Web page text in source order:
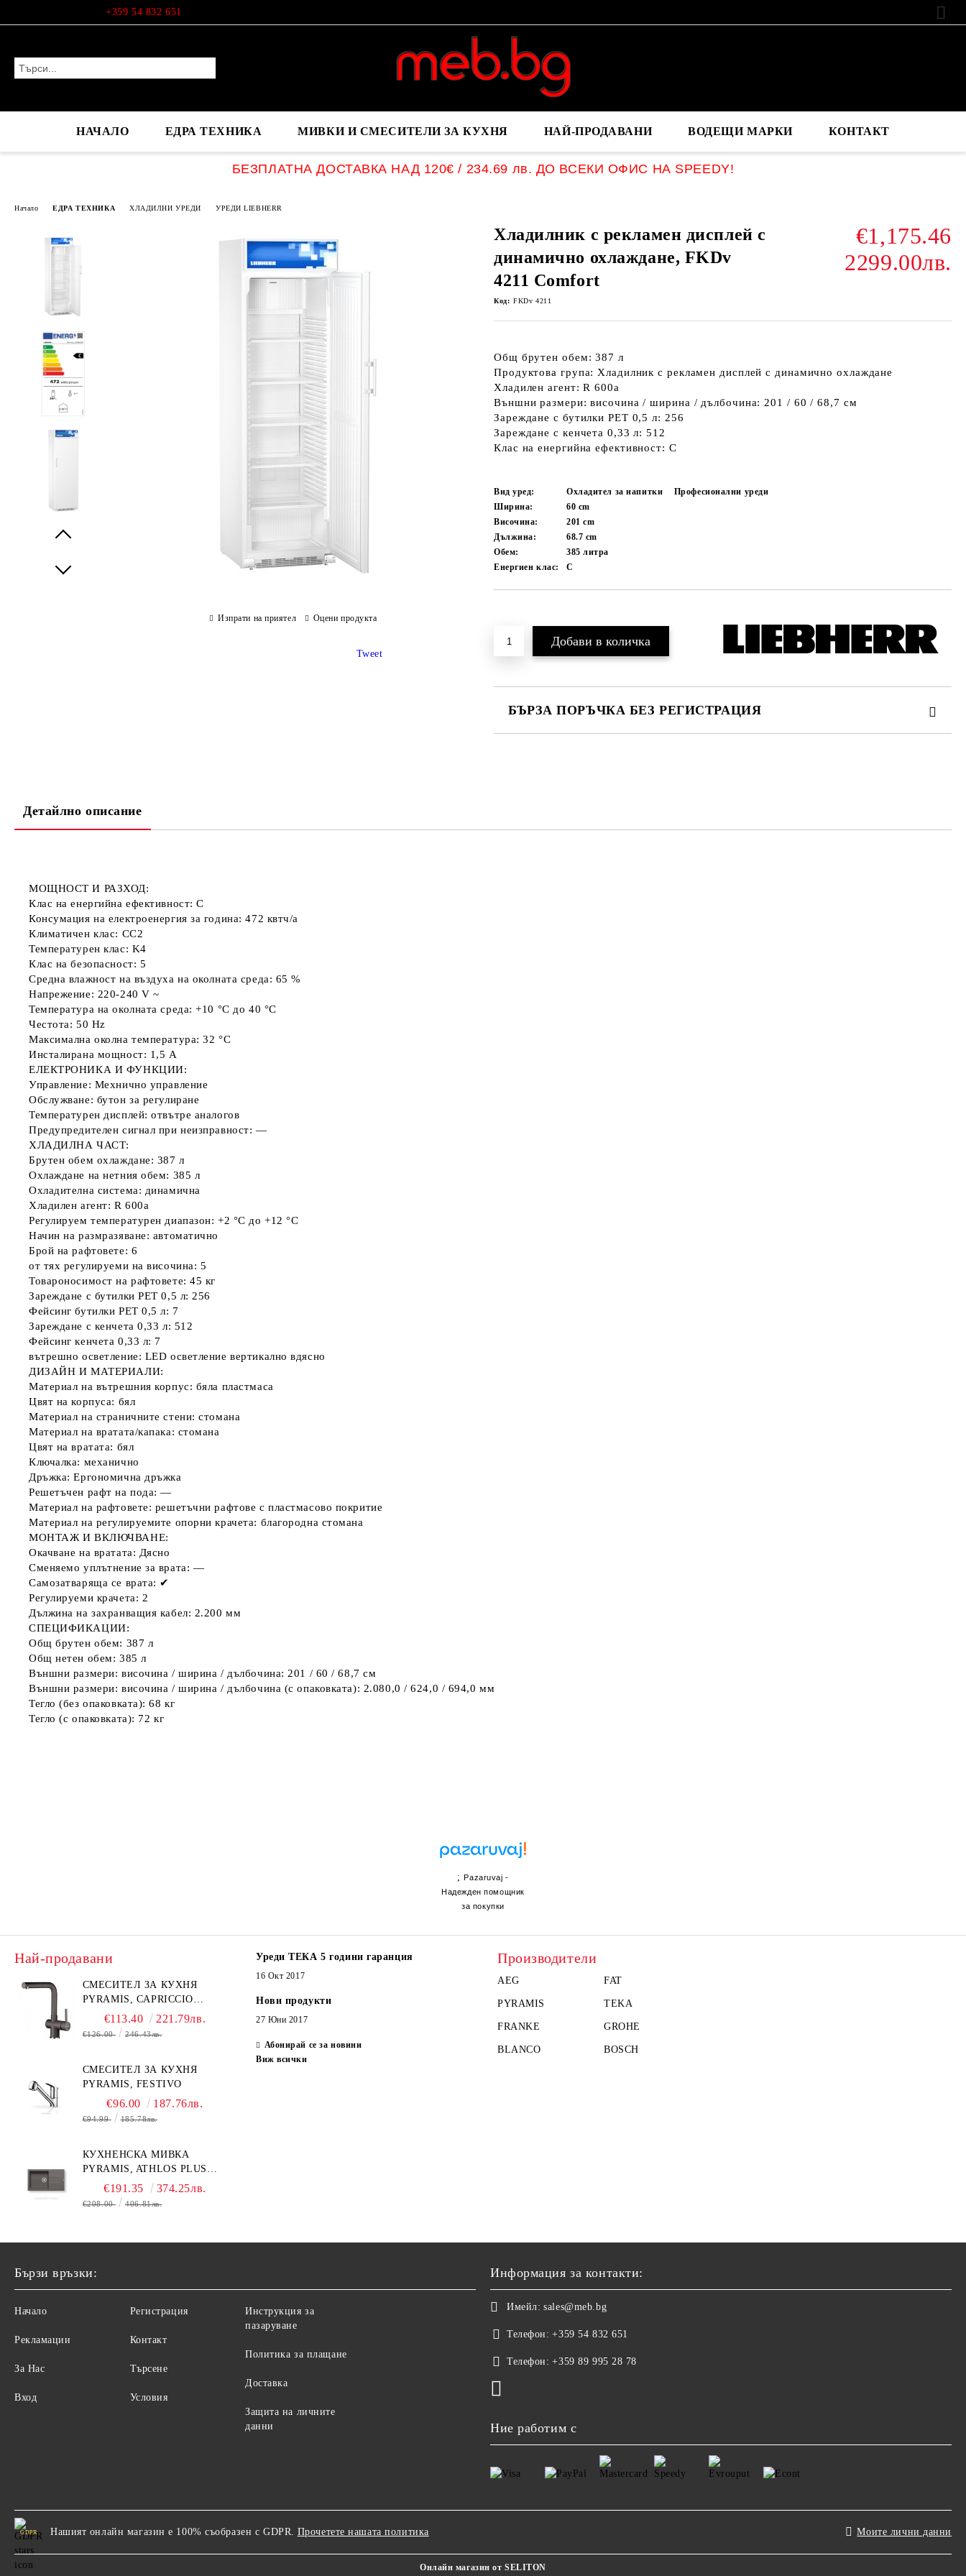
+359 54 832 651
НАЧАЛО ЕДРА ТЕХНИКА МИВКИ И СМЕСИТЕЛИ ЗА КУХНЯ НАЙ-ПРОДАВАНИ ВОДЕЩИ МАРКИ КОНТАКТ
БЕЗПЛАТНА ДОСТАВКА НАД 120€ / 234.69 лв. ДО ВСЕКИ ОФИС НА SPEEDY!
Начало ЕДРА ТЕХНИКА ХЛАДИЛНИ УРЕДИ УРЕДИ LIEBHERR
Хладилник с рекламен дисплей с
динамично охлаждане, FKDv
4211 Comfort
€1,175.46
2299.00лв.
Код: FKDv 4211
Общ брутен обем: 387 л
Продуктова група: Хладилник с рекламен дисплей с динамично охлаждане
Хладилен агент: R 600a
Външни размери: височина / ширина / дълбочина: 201 / 60 / 68,7 см
Зареждане с бутилки PET 0,5 л: 256
Зареждане с кенчета 0,33 л: 512
Клас на енергийна ефективност: C
Вид уред: Охладител за напитки
Професионални уреди
Ширина:
60 cm
Височина:
201cm
Дължина:
68.7 cm
Обем:
385литра
Енергиен клас:
C
БЪРЗА ПОРЪЧКА БЕЗ РЕГИСТРАЦИЯ
Изпрати на приятел Оцени продукта
Tweet
Детайлно описание
МОЩНОСТ И РАЗХОД:
Клас на енергийна ефективност: C
Консумация на електроенергия за година: 472 квтч/a
Климатичен клас: CC2
Температурен клас: K4
Клас на безопасност: 5
Средна влажност на въздуха на околната среда: 65 %
Напрежение: 220-240 V ~
Температура на околната среда: +10 °C до 40 °C
Честота: 50 Hz
Максимална околна температура: 32 °C
Инсталирана мощност: 1,5 A
ЕЛЕКТРОНИКА И ФУНКЦИИ:
Управление: Мехнично управление
Обслужване: бутон за регулиране
Температурен дисплей: отвътре аналогов
Предупредителен сигнал при неизправност: —
ХЛАДИЛНА ЧАСТ:
Брутен обем охлаждане: 387 л
Охлаждане на нетния обем: 385 л
Охладителна система: динамична
Хладилен агент: R 600a
Регулируем температурен диапазон: +2 °C до +12 °C
Начин на размразяване: автоматично
Брой на рафтовете: 6
от тях регулируеми на височина: 5
Товароносимост на рафтовете: 45 кг
Зареждане с бутилки PET 0,5 л: 256
Фейсинг бутилки PET 0,5 л: 7
Зареждане с кенчета 0,33 л: 512
Фейсинг кенчета 0,33 л: 7
вътрешно осветление: LED осветление вертикално вдясно
ДИЗАЙН И МАТЕРИАЛИ:
Материал на вътрешния корпус: бяла пластмаса
Цвят на корпуса: бял
Материал на страничните стени: стомана
Материал на вратата/капака: стомана
Цвят на вратата: бял
Ключалка: механично
Дръжка: Ергономична дръжка
Решетъчен рафт на пода: —
Материал на рафтовете: решетъчни рафтове с пластмасово покритие
Материал на регулируемите опорни крачета: благородна стомана
МОНТАЖ И ВКЛЮЧВАНЕ:
Окачване на вратата: Дясно
Сменяемо уплътнение за врата: —
Самозатваряща се врата: ✔
Регулируеми крачета: 2
Дължина на захранващия кабел: 2.200 мм
СПЕЦИФИКАЦИИ:
Общ брутен обем: 387 л
Общ нетен обем: 385 л
Външни размери: височина / ширина / дълбочина: 201 / 60 / 68,7 см
Външни размери: височина / ширина / дълбочина (с опаковката): 2.080,0 / 624,0 / 694,0 мм
Тегло (без опаковката): 68 кг
Тегло (с опаковката): 72 кг
;Pazaruvaj -
Надежден помощник
за покупки
Най-продавани
СМЕСИТЕЛ ЗА КУХНЯ
PYRAMIS, CAPRICCIO
PYRAGRANITE
€113.40 221.79лв.
€126.00 246.43лв.
СМЕСИТЕЛ ЗА КУХНЯ
PYRAMIS, FESTIVO
€96.00 187.76лв.
€94.99 185.78лв.
КУХНЕНСКА МИВКА
PYRAMIS, ATHLOS PLUS
(86X50) 1B 1D
€191.35 374.25лв.
€208.00 406.81лв.
Уреди ТЕКА 5 години гаранция
16 Окт 2017
Нови продукти
27 Юни 2017
Абонирай се за новини
Виж всички
Производители
AEG FAT
PYRAMIS TEKA
FRANKE GROHE
BLANCO BOSCH
Бързи връзки:
Начало
Рекламации
За Нас
Вход
Регистрация
Контакт
Търсене
Условия
Инструкция за
пазаруване
Политика за плащане
Доставка
Защита на личните
данни
Информация за контакти:
Имейл: sales@meb.bg
Телефон: +359 54 832 651
Телефон: +359 89 995 28 78
Ние работим с
GDPR Нашият онлайн магазин е 100% съобразен с GDPR. Прочетете нашата политика Моите лични данни
Онлайн магазин от SELITON